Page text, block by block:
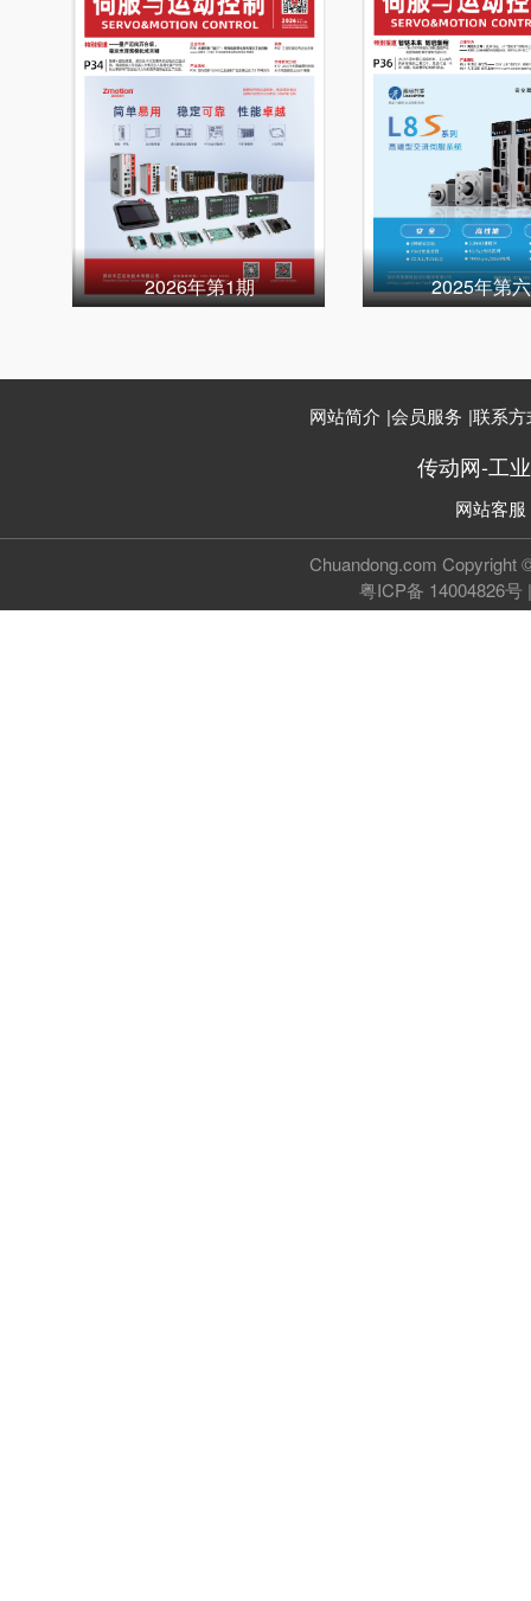
2026年第1期 2025年第
网站简介 |会员服务 |联系方
传动网-工
网站客服
Chuandong.com Copyright
粤ICP备 14004826号